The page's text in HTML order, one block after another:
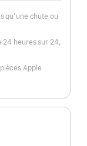
qu’une chute ou
24 heures sur 24,
Apple